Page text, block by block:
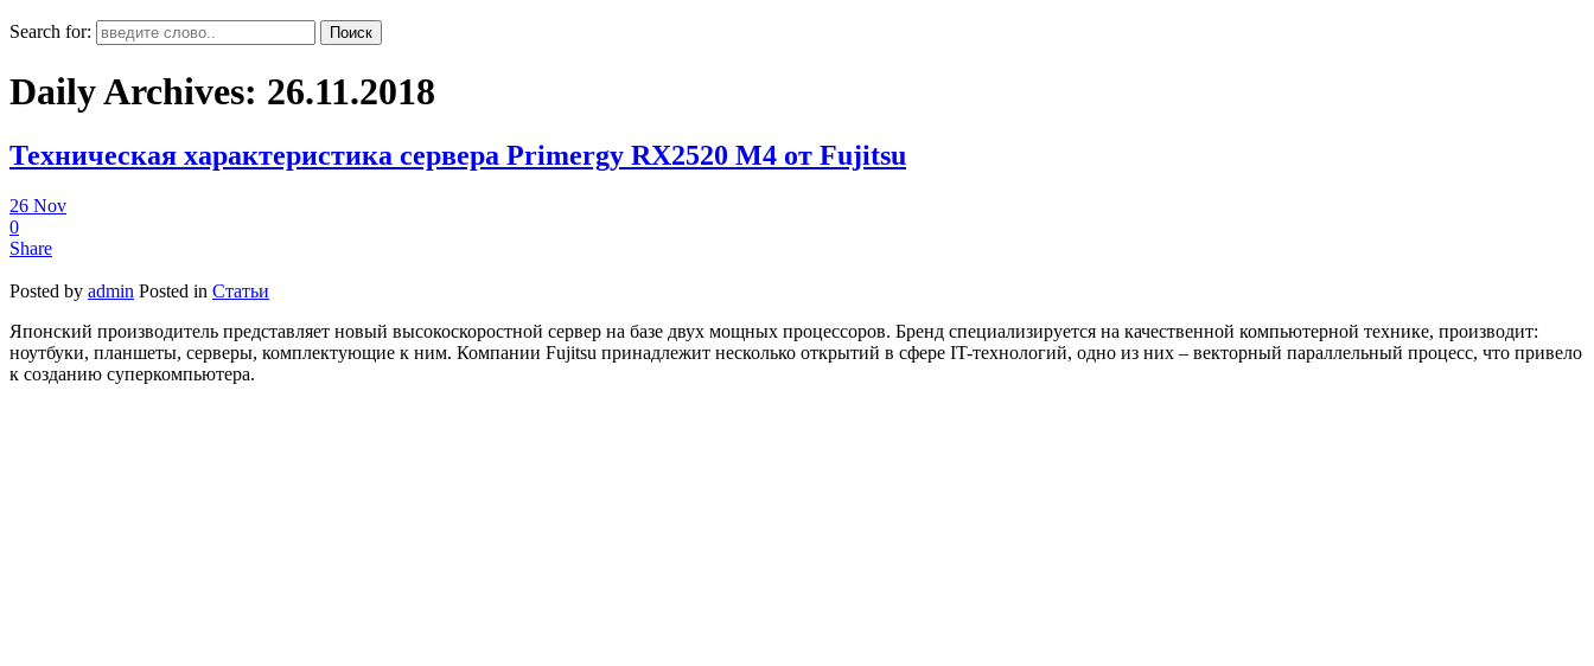
Search for:
Daily Archives: 26.11.2018
Техническая характеристика сервера Primergy RX2520 M4 от Fujitsu
26 Nov
0
Share
Posted by admin Posted in Статьи
Японский производитель представляет новый высокоскоростной сервер на базе двух мощных процессоров. Бренд специализируется на качественной компьютерной технике, производит:
ноутбуки, планшеты, серверы, комплектующие к ним. Компании Fujitsu принадлежит несколько открытий в сфере IT-технологий, одно из них – векторный параллельный процесс, что привело
к созданию суперкомпьютера.